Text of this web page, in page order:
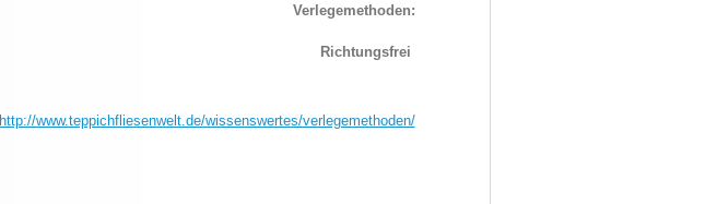
Verlegemethoden:
Richtungsfrei
http://www.teppichfliesenwelt.de/wissenswertes/verlegemethoden/